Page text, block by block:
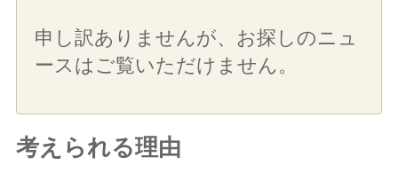
申し訳ありませんが、お探しのニュ
ースはご覧いただけません。
考えられる理由